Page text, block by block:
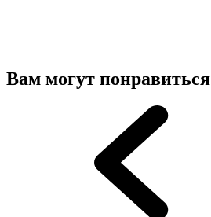
Вам могут понравиться